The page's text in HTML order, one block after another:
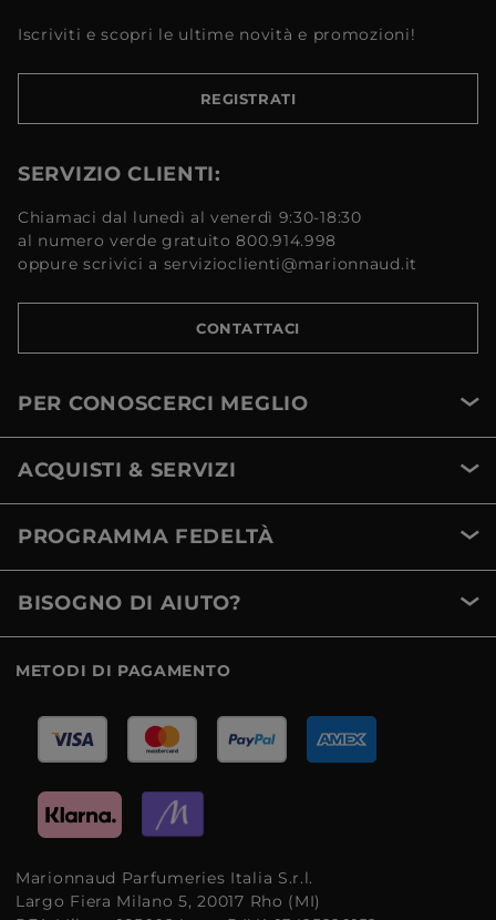
Iscriviti e scopri le ultime novità e promozioni!
REGISTRATI
SERVIZIO CLIENTI:
Chiamaci dal lunedì al venerdì 9:30-18:30
al numero verde gratuito 800.914.998
oppure scrivici a servizioclienti@marionnaud.it
CONTATTACI
PER CONOSCERCI MEGLIO
ACQUISTI & SERVIZI
PROGRAMMA FEDELTÀ
BISOGNO DI AIUTO?
METODI DI PAGAMENTO
Marionnaud Parfumeries Italia S.r.l.
Largo Fiera Milano 5, 20017 Rho (MI)